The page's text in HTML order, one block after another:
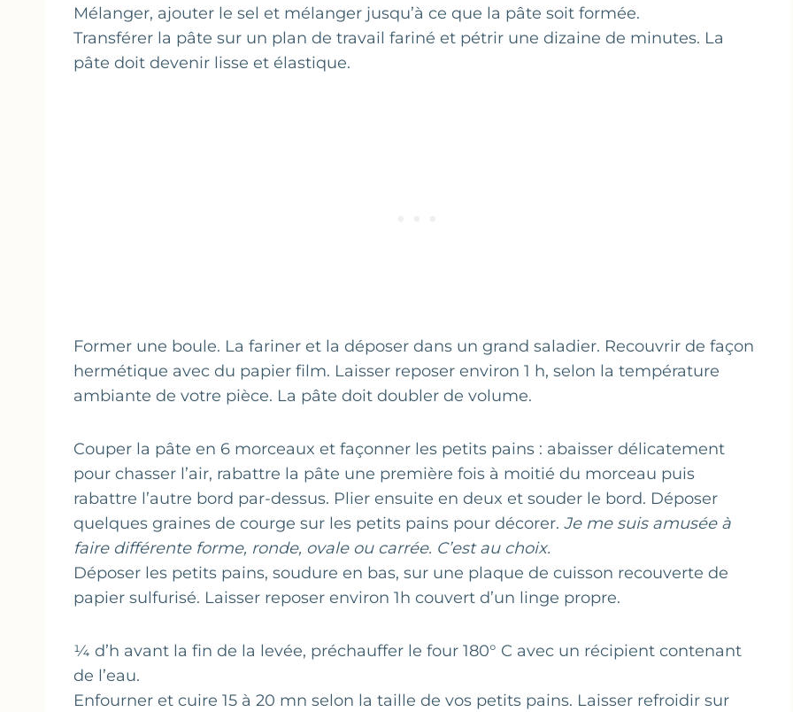
Mélanger, ajouter le sel et mélanger jusqu’à ce que la pâte soit formée.
Transférer la pâte sur un plan de travail fariné et pétrir une dizaine de minutes. La
pâte doit devenir lisse et élastique.
Former une boule. La fariner et la déposer dans un grand saladier. Recouvrir de façon
hermétique avec du papier film. Laisser reposer environ 1 h, selon la température
ambiante de votre pièce. La pâte doit doubler de volume.
Couper la pâte en 6 morceaux et façonner les petits pains : abaisser délicatement
pour chasser l’air, rabattre la pâte une première fois à moitié du morceau puis
rabattre l’autre bord par-dessus. Plier ensuite en deux et souder le bord. Déposer
quelques graines de courge sur les petits pains pour décorer. Je me suis amusée à
faire différente forme, ronde, ovale ou carrée. C’est au choix.
Déposer les petits pains, soudure en bas, sur une plaque de cuisson recouverte de
papier sulfurisé. Laisser reposer environ 1h couvert d’un linge propre.
¼ d’h avant la fin de la levée, préchauffer le four 180° C avec un récipient contenant
de l’eau.
Enfourner et cuire 15 à 20 mn selon la taille de vos petits pains. Laisser refroidir sur